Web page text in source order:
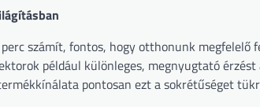
számít, fontos, hogy otthonunk
például különleges, megnyugtató
pontosan ezt a sokrétűséget